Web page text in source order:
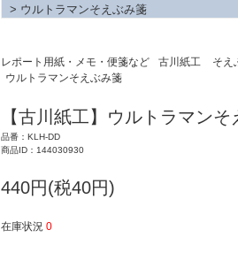
> ウルトラマンそえぶみ箋
レポート用紙・メモ・便箋など 古川紙工
そえ
ウルトラマンそえぶみ箋
【古川紙工】ウルトラマン
品番：KLH-DD
商品ID：144030930
440円(税40円)
在庫状況 0